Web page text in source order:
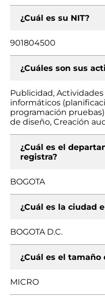
¿Cuál es su NIT?
901804500
¿Cuáles son sus
Publicidad,
informáticos
programación
de diseño, Creación
¿Cuál es el
registra?
BOGOTA
¿Cuál es la ciudad
BOGOTA D.C.
¿Cuál es el tamaño
MICRO